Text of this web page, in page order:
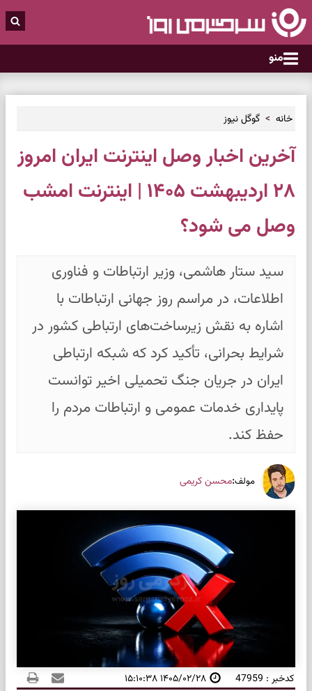
منو
خانه گوگل نیوز
آخرین اخبار وصل اینترنت ایران امروز
۲۸ اردیبهشت ۱۴۰۵ | اینترنت امشب
وصل می شود؟
سید ستار هاشمی، وزیر ارتباطات و فناوری
اطلاعات، در مراسم روز جهانی ارتباطات با
اشاره به نقش زیرساخت‌های ارتباطی کشور در
شرایط بحرانی، تأکید کرد که شبکه ارتباطی
ایران در جریان جنگ تحمیلی اخیر توانست
پایداری خدمات عمومی و ارتباطات مردم را
حفظ کند.
مولف:محسن کریمی
کدخبر : 47959 ۱۴۰۵/۰۲/۲۸ ۱۵:۱۰:۳۸